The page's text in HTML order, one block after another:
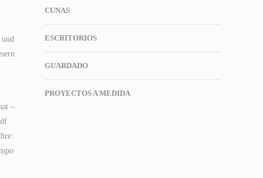
–
CUNAS
ESCRITORIOS
GUARDADO
PROYECTOS A MEDIDA